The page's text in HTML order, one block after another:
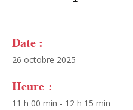
Date :
26 octobre 2025
Heure :
11 h 00 min - 12 h 15 min